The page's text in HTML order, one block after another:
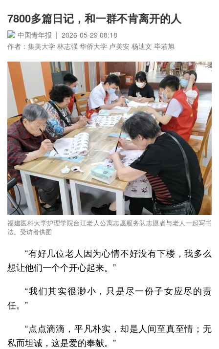
7800多篇日记，和一群不肯离开的人
中国青年报 | 2026-05-29 08:18
作者：集美大学 林志强 华侨大学 卢美安 杨迪文 毕若旭
福建医科大学护理学院台江老人公寓志愿服务队志愿者与老人一起写书
法。受访者供图
“有好几位老人因为心情不好没有下楼，我多么
想让他们一个个开心起来。”
“我们其实很渺小，只是尽一份子女应尽的责
任。”
“点点滴滴，平凡朴实，却是人间至真至情；无
私而坦诚，这是爱的奉献。”